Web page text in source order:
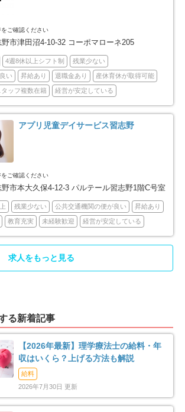
富津市 6
四街道市 35
八街市 17
白井市 16
香取市 16
いすみ市 14
4 印旛郡栄町 3
5 大網白里市 15
1 長生郡睦沢町 2
3 長生郡白子町 2
長生郡長南町
ご確認ください
市津田沼4-10-32 コーポマローネ205
4週8休以上シフト制 残業少ない
い 昇給あり 退職金あり 産休育休が取得可能
タッフ複数在籍 経営が安定している
アプリ児童デイサービス習志野
ご確認ください
市本大久保4-12-3 パルテール習志野1階C号室
残業少ない 公共交通機関の便が良い 昇給あり
教育充実 未経験歓迎 経営が安定している
求人をもっと見る
る新着記事
【2026年最新】理学療法士の給料・年
収はいくら？上げる方法も解説
給料
2026年7月30日 更新